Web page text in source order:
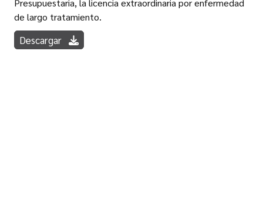
Presupuestaria, la licencia extraordinaria por enfermedad
de largo tratamiento.
Descargar